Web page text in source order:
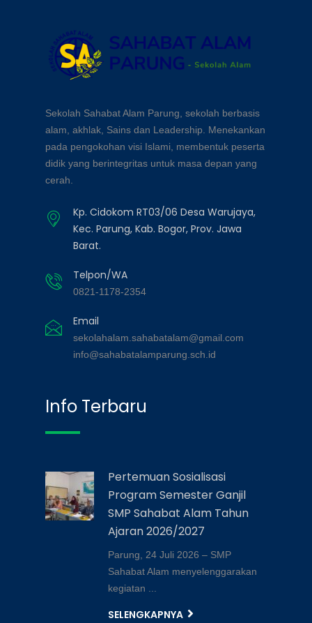
Sekolah Sahabat Alam Parung, sekolah berbasis
alam, akhlak, Sains dan Leadership. Menekankan
pada pengokohan visi Islami, membentuk peserta
didik yang berintegritas untuk masa depan yang
cerah.
Kp. Cidokom RT03/06 Desa Warujaya,
Kec. Parung, Kab. Bogor, Prov. Jawa
Barat.
Telpon/WA
0821-1178-2354
Email
sekolahalam.sahabatalam@gmail.com
info@sahabatalamparung.sch.id
Info Terbaru
Pertemuan Sosialisasi
Program Semester Ganjil
SMP Sahabat Alam Tahun
Ajaran 2026/2027
Parung, 24 Juli 2026 – SMP
Sahabat Alam menyelenggarakan
kegiatan ...
SELENGKAPNYA